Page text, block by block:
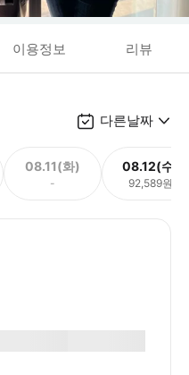
이용정보 리뷰
다른날짜
08.11(화)
-
08.12(수)
92,589원